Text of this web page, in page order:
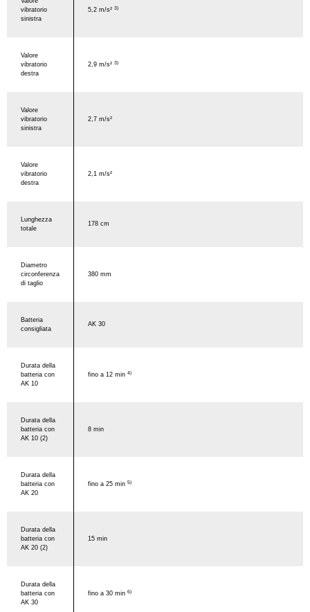
vibratorio
sinistra
5,2 m/s² 3)
Valore
vibratorio
destra
2,9 m/s² 3)
Valore
vibratorio
sinistra
2,7 m/s²
Valore
vibratorio
destra
2,1 m/s²
Lunghezza
totale
178 cm
Diametro
circonferenza
di taglio
380 mm
Batteria
consigliata
AK 30
Durata della
batteria con
AK 10
fino a 12 min 4)
Durata della
batteria con
AK 10 (2)
8 min
Durata della
batteria con
AK 20
fino a 25 min 5)
Durata della
batteria con
AK 20 (2)
15 min
Durata della
batteria con
AK 30
fino a 30 min 6)